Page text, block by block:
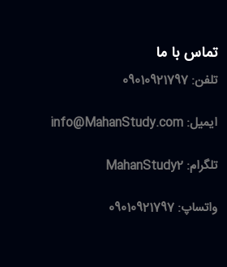
تماس با ما
تلفن: 09010921797
ایمیل: info@MahanStudy.com
تلگرام: MahanStudy2
واتساپ: 09010921797